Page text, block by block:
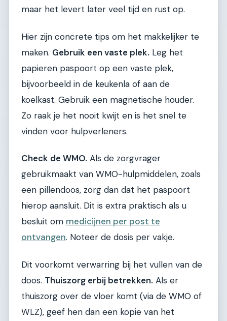
maar het levert later veel tijd en rust op.
Hier zijn concrete tips om het makkelijker te
maken. Gebruik een vaste plek. Leg het
papieren paspoort op een vaste plek,
bijvoorbeeld in de keukenla of aan de
koelkast. Gebruik een magnetische houder.
Zo raak je het nooit kwijt en is het snel te
vinden voor hulpverleners.
Check de WMO. Als de zorgvrager
gebruikmaakt van WMO-hulpmiddelen, zoals
een pillendoos, zorg dan dat het paspoort
hierop aansluit. Dit is extra praktisch als u
besluit om medicijnen per post te
ontvangen. Noteer de dosis per vakje.
Dit voorkomt verwarring bij het vullen van de
doos. Thuiszorg erbij betrekken. Als er
thuiszorg over de vloer komt (via de WMO of
WLZ), geef hen dan een kopie van het